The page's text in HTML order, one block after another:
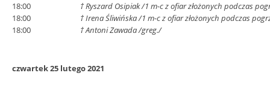
18:00
† Ryszard Osipiak /1 m-c z ofiar złożonych podczas
18:00
† Irena Śliwińska /1 m-c z ofiar złożonych podczas
18:00
† Antoni Zawada /greg./
czwartek 25 lutego 2021